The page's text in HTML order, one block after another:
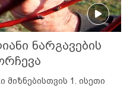
ნარგავების
მიზნებისთვის 1. ისეთი